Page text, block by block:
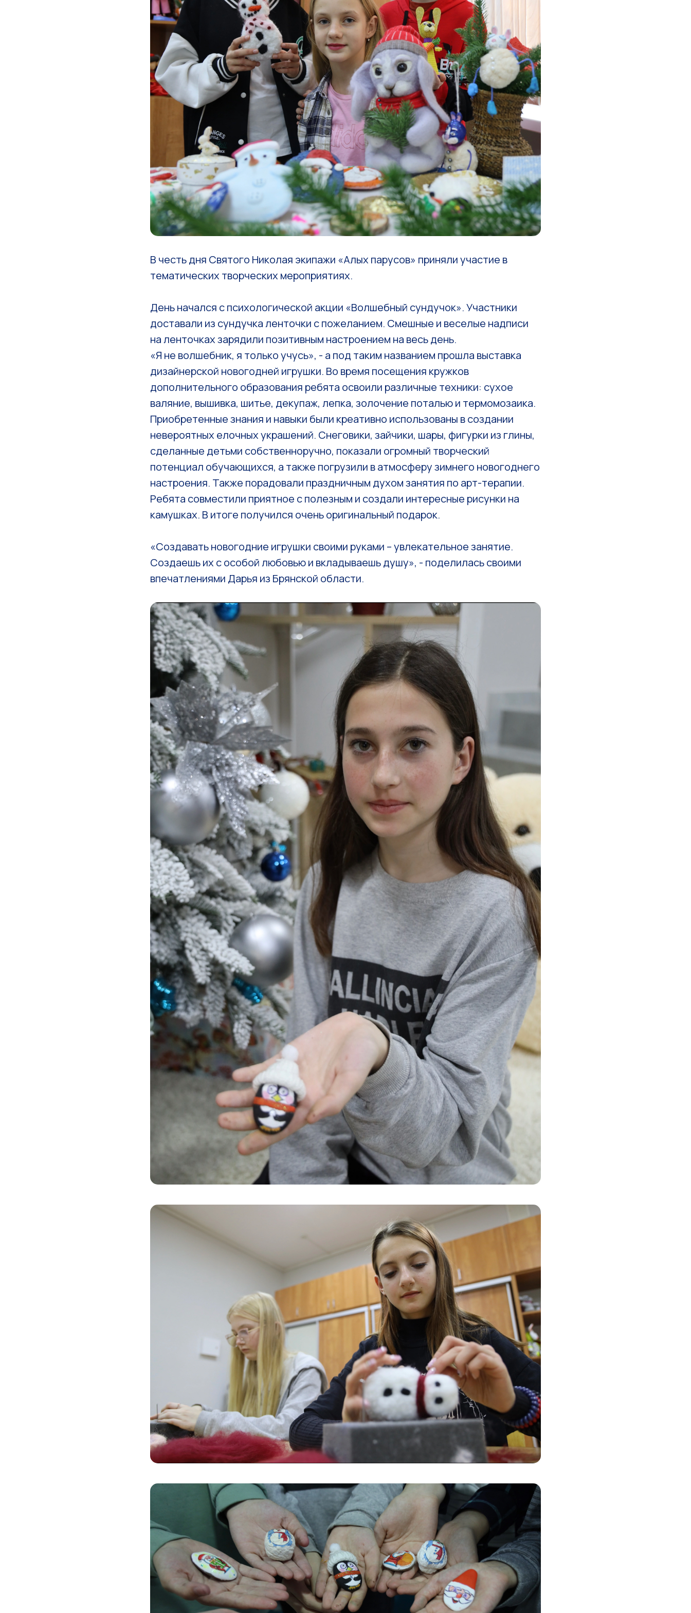
В честь дня Святого Николая экипажи «Алых парусов» приняли участие в
тематических творческих мероприятиях.
День начался с психологической акции «Волшебный сундучок». Участники
доставали из сундучка ленточки с пожеланием. Смешные и веселые надписи
на ленточках зарядили позитивным настроением на весь день.
«Я не волшебник, я только учусь», - а под таким названием прошла выставка
дизайнерской новогодней игрушки. Во время посещения кружков
дополнительного образования ребята освоили различные техники: сухое
валяние, вышивка, шитье, декупаж, лепка, золочение поталью и термомозаика.
Приобретенные знания и навыки были креативно использованы в создании
невероятных елочных украшений. Снеговики, зайчики, шары, фигурки из глины,
сделанные детьми собственноручно, показали огромный творческий
потенциал обучающихся, а также погрузили в атмосферу зимнего новогоднего
настроения. Также порадовали праздничным духом занятия по арт-терапии.
Ребята совместили приятное с полезным и создали интересные рисунки на
камушках. В итоге получился очень оригинальный подарок.
«Создавать новогодние игрушки своими руками – увлекательное занятие.
Создаешь их с особой любовью и вкладываешь душу», - поделилась своими
впечатлениями Дарья из Брянской области.